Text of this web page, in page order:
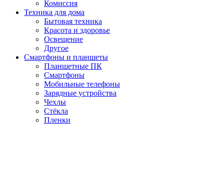
Комиссия
Техника для дома
Бытовая техника
Красота и здоровье
Освещение
Другое
Смартфоны и планшеты
Планшетные ПК
Смартфоны
Мобильные телефоны
Зарядные устройства
Чехлы
Стёкла
Пленки